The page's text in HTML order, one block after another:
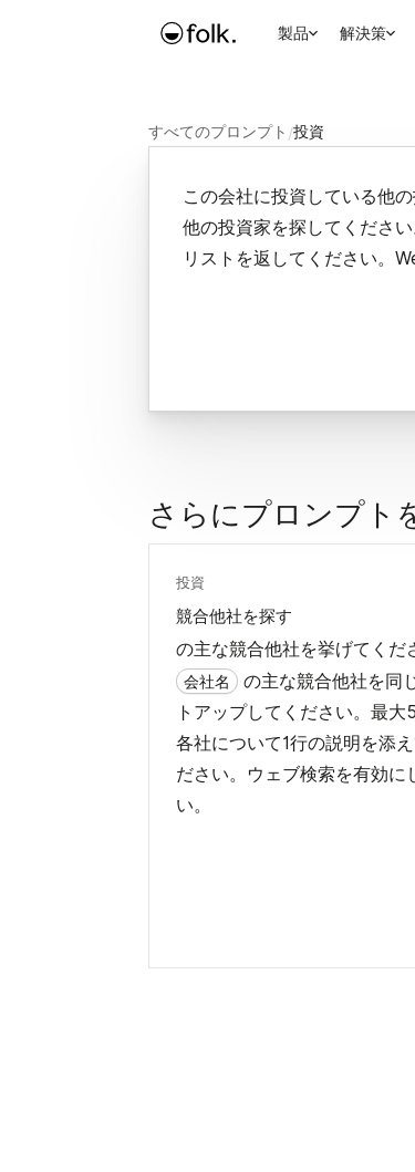
製品 解決策
すべてのプロンプト /投資
この会社に投資している他
他の投資家を探してくださ
リストを返してください。
さらにプロンプト
投資
競合他社を探す
の主な競合他社を挙げてくだ
会社名
の主な競合他社を同
トアップしてください。最大
各社について1行の説明を添え
ださい。ウェブ検索を有効に
い。